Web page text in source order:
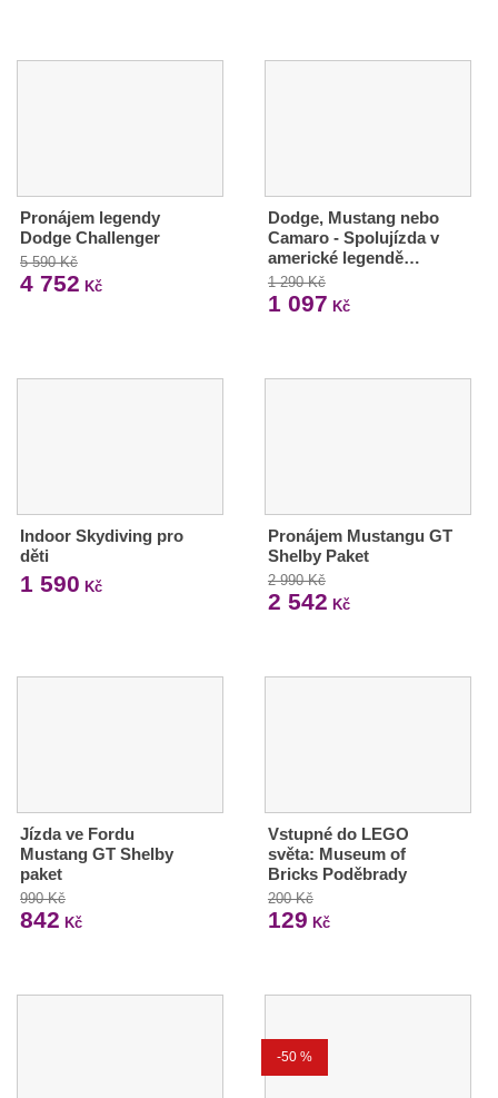
Pronájem legendy
Dodge Challenger
5 590 Kč
4 752 Kč
Dodge, Mustang nebo
Camaro - Spolujízda v
americké legendě…
1 290 Kč
1 097 Kč
Indoor Skydiving pro
děti
1 590 Kč
Pronájem Mustangu GT
Shelby Paket
2 990 Kč
2 542 Kč
Jízda ve Fordu
Mustang GT Shelby
paket
990 Kč
842 Kč
Vstupné do LEGO
světa: Museum of
Bricks Poděbrady
200 Kč
129 Kč
-50 %